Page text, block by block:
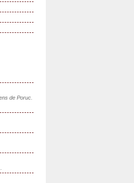
de Poruc.